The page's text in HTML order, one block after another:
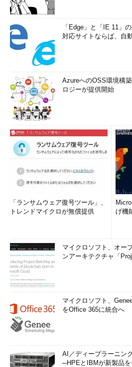
「Edge」と「IE 11」
対応サイトならば、自
AzureへのOSS環境構
ロジーが提供開始
「ランサムウェア復号ツール」、
トレンドマイクロが無償提供
げ機
マイクロソフト、オー
ンアーキテクチャ「
マイクロソフト、
をOffice 365に統合へ
AI／ディープラーニン
─HPEとIBMが新製品